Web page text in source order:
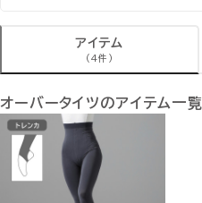
アイテム
(4件)
オーバータイツのアイテム一覧